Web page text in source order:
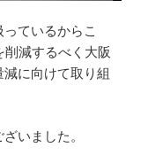
ているからこ
減するべく大阪
に向けて取り組
いました。